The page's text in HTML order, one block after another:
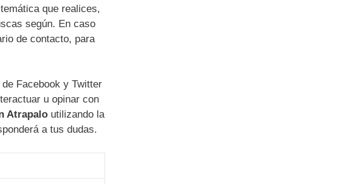
que realices,
según. En caso
de contacto, para
Facebook y Twitter
u opinar con
Atrapalo utilizando la
a tus dudas.